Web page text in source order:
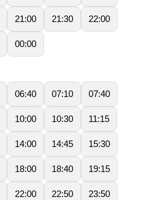
21:00 21:30 22:00
00:00
06:40 07:10 07:40
10:00 10:30 11:15
14:00 14:45 15:30
18:00 18:40 19:15
22:00 22:50 23:50